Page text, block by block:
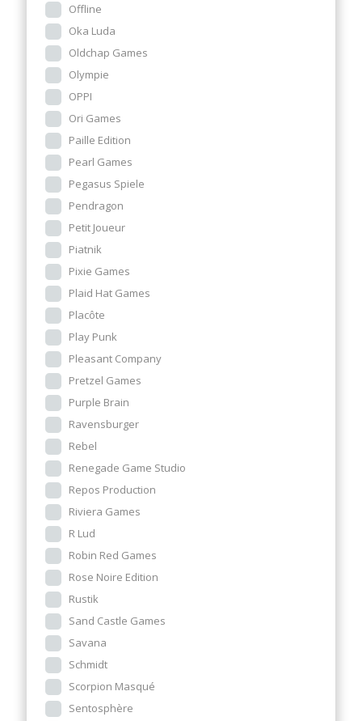
Offline
Oka Luda
Oldchap Games
Olympie
OPPI
Ori Games
Paille Edition
Pearl Games
Pegasus Spiele
Pendragon
Petit Joueur
Piatnik
Pixie Games
Plaid Hat Games
Placôte
Play Punk
Pleasant Company
Pretzel Games
Purple Brain
Ravensburger
Rebel
Renegade Game Studio
Repos Production
Riviera Games
R Lud
Robin Red Games
Rose Noire Edition
Rustik
Sand Castle Games
Savana
Schmidt
Scorpion Masqué
Sentosphère